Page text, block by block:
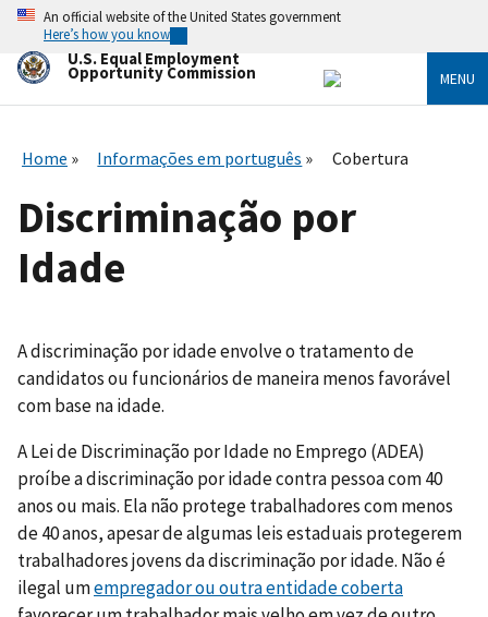
Skip
main
content
An official website of the United States government
Here’s how you know
U.S. Equal Employment
Opportunity Commission MENU
Home Informações em português Cobertura
Discriminação por
Idade
A discriminação por idade envolve o tratamento de
candidatos ou funcionários de maneira menos favorável
com base na idade.
A Lei de Discriminação por Idade no Emprego (ADEA)
proíbe a discriminação por idade contra pessoa com 40
anos ou mais. Ela não protege trabalhadores com menos
de 40 anos, apesar de algumas leis estaduais protegerem
trabalhadores jovens da discriminação por idade. Não é
ilegal umempregador ou outra entidade coberta